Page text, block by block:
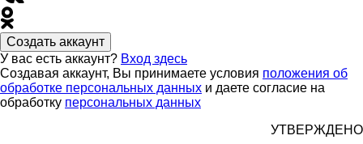
Создать аккаунт
У вас есть аккаунт? Вход здесь
Создавая аккаунт, Вы принимаете условия положения об
обработке персональных данных и даете согласие на
обработку персональных данных
УТВЕРЖДЕНО